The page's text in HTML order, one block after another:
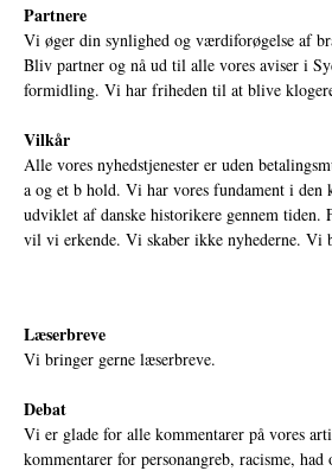
Partnere
Vi øger din synlighed og værdiforøgelse af
Bliv partner og nå ud til alle vores aviser i
formidling. Vi har friheden til at blive
Vilkår
Alle vores nyhedstjenester er uden
a og et b hold. Vi har vores fundament i
udviklet af danske historikere gennem tiden.
vil vi erkende. Vi skaber ikke nyhederne. Vi
Læserbreve
Vi bringer gerne læserbreve.
Debat
Vi er glade for alle kommentarer på vores
kommentarer for personangreb, racisme,